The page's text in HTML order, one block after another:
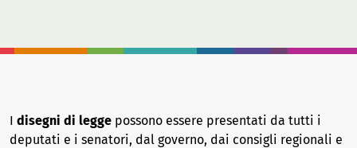
I disegni di legge possono essere presentati da tutti i
deputati e i senatori, dal governo, dai consigli regionali e